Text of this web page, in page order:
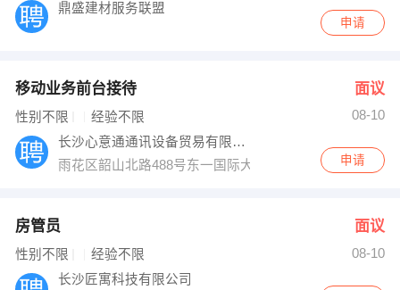
编辑
跟单
其他职位
鼎盛建材服务联盟
申请
移动业务前台接待 面议
性别不限 经验不限
08-10
长沙心意通通讯设备贸易有限公司
雨花区韶山北路488号东一国际大厦2509房
申请
房管员 面议
性别不限 经验不限
08-10
长沙匠寓科技有限公司